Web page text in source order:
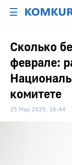
☰
Сколько
феврале:
комитете
25 Мар 2025, 16:44